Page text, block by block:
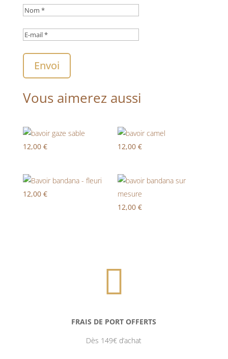
Envoi
Vous aimerez aussi
12,00 € 12,00€
12,00 €
12,00€

FRAIS DE PORT OFFERTS
Dès 149€ d’achat